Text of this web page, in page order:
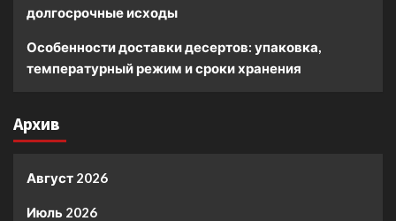
долгосрочные исходы
Особенности доставки десертов: упаковка,
температурный режим и сроки хранения
Архив
Август 2026
Июль 2026